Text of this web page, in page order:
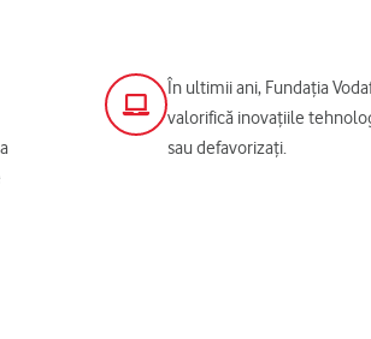
În ultimii ani, Fundația
valorifică inovațiile
sau defavorizați.